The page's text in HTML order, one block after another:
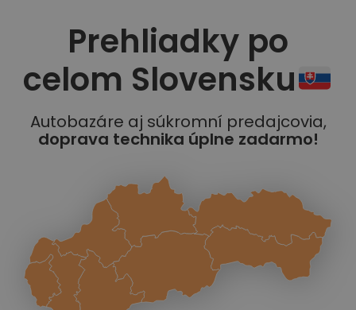
Prehliadky po
celom Slovensku
Autobazáre aj súkromní predajcovia,
doprava technika úplne zadarmo!